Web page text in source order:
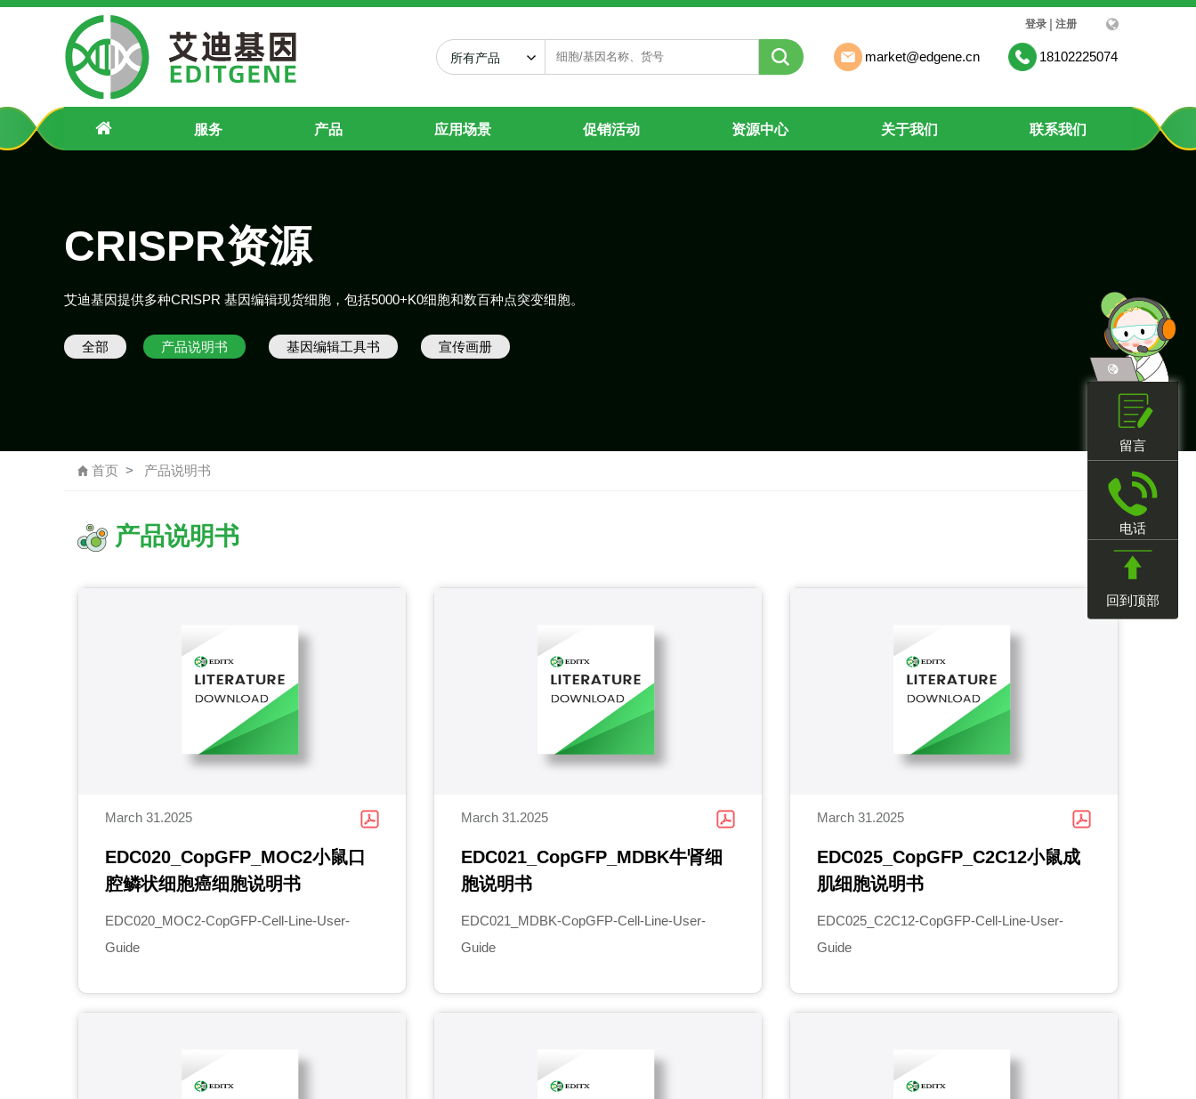
产品说明书
所有产品 market@edgene.cn 18102225074
登录 | 注册
服务 产品 应用场景 促销活动 资源中心 关于我们 联系我们
CRISPR资源
艾迪基因提供多种CRlSPR 基因编辑现货细胞，包括5000+K0细胞和数百种点突变细胞。
全部 产品说明书 基因编辑工具书 宣传画册
首页 产品说明书
产品说明书
March 31.2025
EDC020_CopGFP_MOC2小鼠口
腔鳞状细胞癌细胞说明书
EDC020_MOC2-CopGFP-Cell-Line-User-
Guide
March 31.2025
EDC021_CopGFP_MDBK牛肾细
胞说明书
EDC021_MDBK-CopGFP-Cell-Line-User-
Guide
March 31.2025
EDC025_CopGFP_C2C12小鼠成
肌细胞说明书
EDC025_C2C12-CopGFP-Cell-Line-User-
Guide
留言
电话
回到顶部